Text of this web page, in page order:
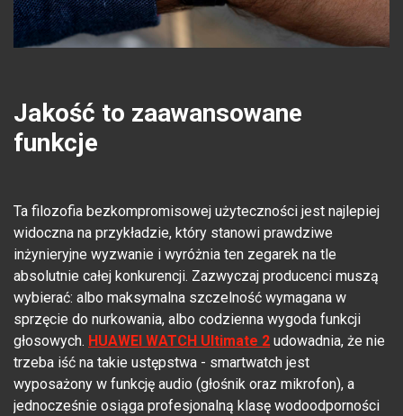
Jakość to zaawansowane
funkcje
Ta filozofia bezkompromisowej użyteczności jest najlepiej
widoczna na przykładzie, który stanowi prawdziwe
inżynieryjne wyzwanie i wyróżnia ten zegarek na tle
absolutnie całej konkurencji. Zazwyczaj producenci muszą
wybierać: albo maksymalna szczelność wymagana w
sprzęcie do nurkowania, albo codzienna wygoda funkcji
głosowych. HUAWEI WATCH Ultimate 2 udowadnia, że nie
trzeba iść na takie ustępstwa - smartwatch jest
wyposażony w funkcję audio (głośnik oraz mikrofon), a
jednocześnie osiąga profesjonalną klasę wodoodporności